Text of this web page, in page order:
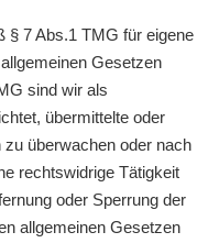
§ 7 Abs.1 TMG für eigene
Gesetzen
sind wir als
übermittelte oder
überwachen oder nach
rechtswidrige Tätigkeit
oder Sperrung der
allgemeinen Gesetzen